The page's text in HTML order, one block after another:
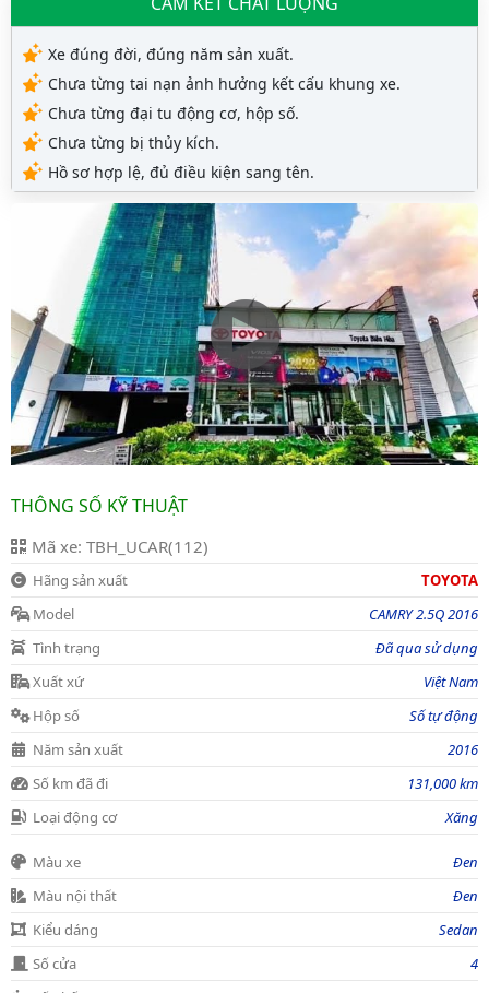
Xe đúng đời, đúng năm sản xuất.
Chưa từng tai nạn ảnh hưởng kết cấu khung xe.
Chưa từng đại tu động cơ, hộp số.
Chưa từng bị thủy kích.
Hồ sơ hợp lệ, đủ điều kiện sang tên.
THÔNG SỐ KỸ THUẬT
Mã xe: TBH_UCAR(112)
Hãng sản xuất
TOYOTA
Model
CAMRY 2.5Q 2016
Tình trạng
Đã qua sử dụng
Xuất xứ
Việt Nam
Hộp số
Số tự động
Năm sản xuất
2016
Số km đã đi
131,000 km
Loại động cơ
Xăng
Màu xe
Đen
Màu nội thất
Đen
Kiểu dáng
Sedan
Số cửa
4